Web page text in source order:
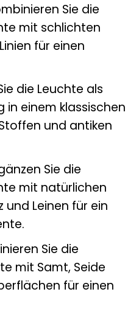
Sie die
mit schlichten
für einen
die Leuchte als
in einem klassischen
und antiken
Sie die
mit natürlichen
und Leinen für ein
Sie die
mit Samt, Seide
für einen